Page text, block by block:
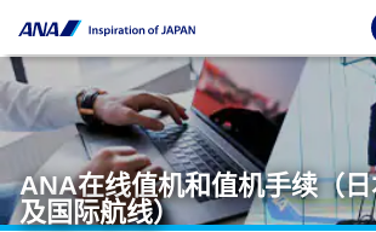
ANA在线值机和值机手续（
及国际航线）